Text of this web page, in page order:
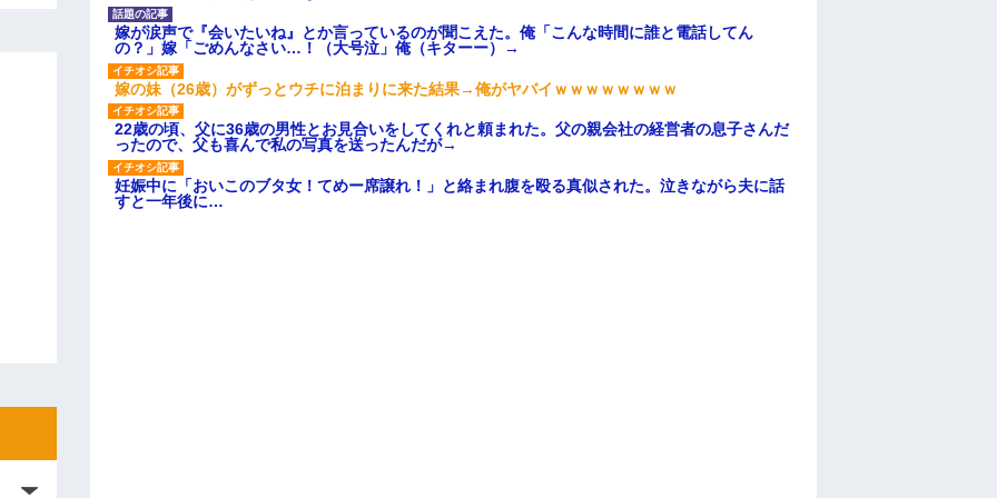
嫁が涙声で『会いたいね』とか言っているのが聞こえた。俺「こんな時間に誰と電話してん
の？」嫁「ごめんなさい…！（大号泣」俺（キターー）→
嫁の妹（26歳）がずっとウチに泊まりに来た結果→俺がヤバイｗｗｗｗｗｗｗｗ
22歳の頃、父に36歳の男性とお見合いをしてくれと頼まれた。父の親会社の経営者の息子さんだ
ったので、父も喜んで私の写真を送ったんだが→
妊娠中に「おいこのブタ女！てめー席譲れ！」と絡まれ腹を殴る真似された。泣きながら夫に話
すと一年後に…